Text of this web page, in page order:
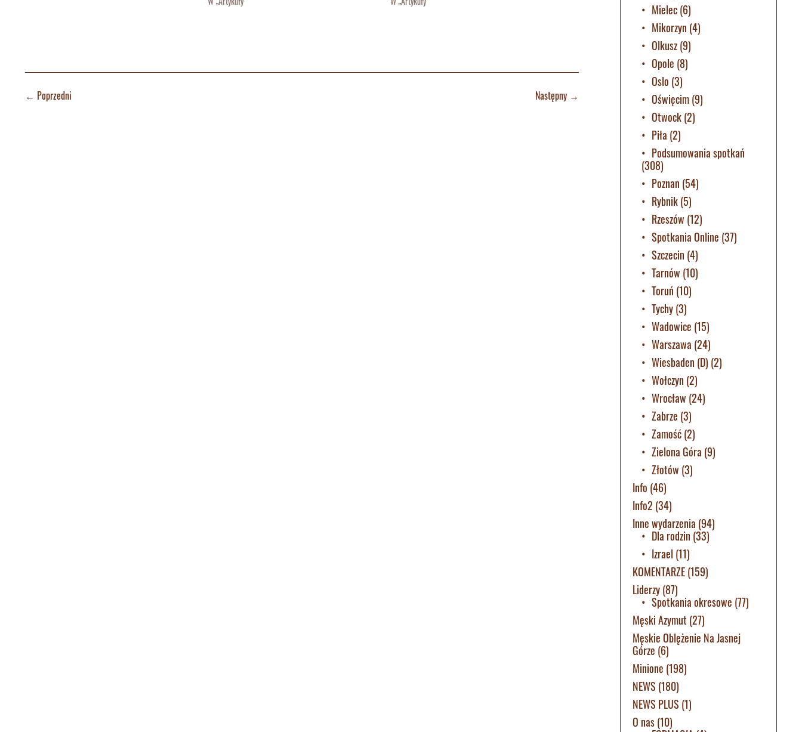
← Poprzedni Następny→
Mielec(6)
Mikorzyn (4)
Olkusz(9)
Opole (8)
Oslo (3)
Oświęcim(9)
Otwock(2)
Piła (2)
Podsumowania spotkań
(308)
Poznan (54)
Rybnik(5)
Rzeszów (12)
Spotkania Online (37)
Szczecin (4)
Tarnów (10)
Toruń (10)
Tychy(3)
Wadowice (15)
Warszawa (24)
Wiesbaden (D) (2)
Wołczyn (2)
Wrocław (24)
Zabrze (3)
Zamość(2)
Zielona Góra (9)
Złotów (3)
Info (46)
Info2 (34)
Inne wydarzenia (94)
Dla rodzin (33)
Izrael (11)
KOMENTARZE(159)
Liderzy(87)
Spotkania okresowe (77)
Męski Azymut (27)
Męskie Oblężenie Na Jasnej
Górze (6)
Minione (198)
NEWS (180)
NEWS PLUS (1)
O nas(10)